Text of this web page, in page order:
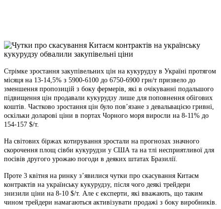
Link
Print
Стрімке зростання закупівельних цін на кукурудзу в Україні протягом
місяця на 13-14,5% з 5900-6100 до 6750-6900 грн/т призвело до
зменшення пропозицій з боку фермерів, які в очікуванні подальшого
підвищення цін продавали кукурудзу лише для поповнення обігових
коштів. Частково зростання цін було пов’язане з девальвацією гривні,
оскільки доларові ціни в портах Чорного моря виросли на 8-11% до
154-157 $/т.
На світових біржах котирування зростали на прогнозах значного
скорочення площ сівби кукурудзи у США та на тлі несприятливої для
посівів другого урожаю погоди в деяких штатах Бразилії.
Проте 3 квітня на ринку з’явилися чутки про скасування Китаєм
контрактів на українську кукурудзу, після чого деякі трейдери
знизили ціни на 8-10 $/т. Але є експерти, які вважають, що таким
чином трейдери намагаються активізувати продажі з боку виробників.